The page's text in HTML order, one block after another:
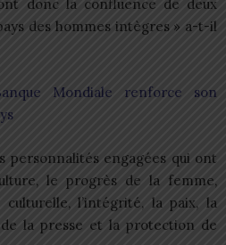
donc la confluence de deux
des hommes intègres » a-t-il
Mondiale renforce son
personnalités engagées qui ont
le progrès de la femme,
culturelle, l’intégrité, la paix, la
la presse et la protection de